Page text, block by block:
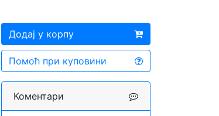
Додај у корпу
Помоћ при куповини
Коментари